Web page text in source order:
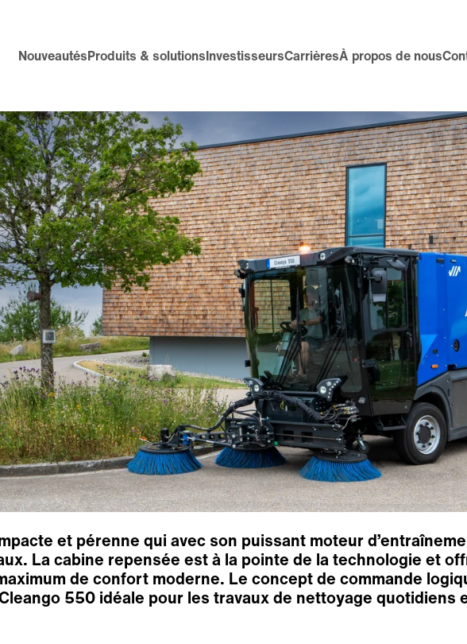
NouveautésProduits & solutionsInvestisseursCarrièresÀ propos de nous
et pérenne qui avec son puissant moteur
La cabine repensée est à la pointe de la technologie et
de confort moderne. Le concept de commande
550 idéale pour les travaux de nettoyage quotidiens